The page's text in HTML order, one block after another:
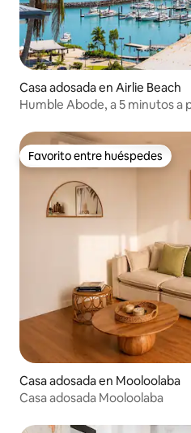
Casa adosada en Airlie Beach
Humble Abode, a 5 minutos a
Favorito entre huéspedes
Favorito entre huéspedes
Casa adosada en Mooloolaba
Casa adosada Mooloolaba